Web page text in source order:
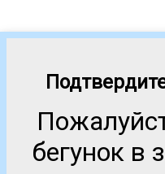
бегунок в